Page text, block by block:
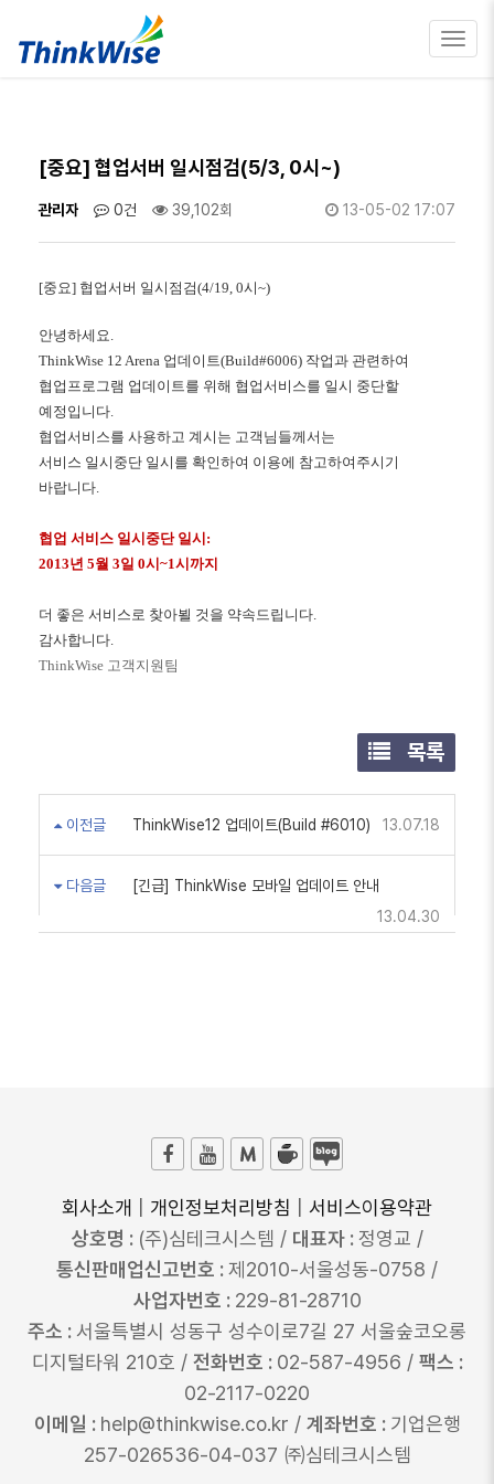
[중요] 협업서버 일시점검(5/3, 0시~)
관리자 0건 39,102회 13-05-02 17:07
[중요] 협업서버 일시점검(4/19, 0시~)
안녕하세요.
ThinkWise 12 Arena 업데이트(Build#6006) 작업과 관련하여
협업프로그램 업데이트를 위해 협업서비스를 일시 중단할
예정입니다.
협업서비스를 사용하고 계시는 고객님들께서는
서비스 일시중단 일시를 확인하여 이용에 참고하여주시기
바랍니다.
협업 서비스 일시중단 일시 :
2013년 5월 3일 0시 ~1시까지
더 좋은 서비스로 찾아뵐 것을 약속드립니다.
감사합니다.
ThinkWise 고객지원팀
목록
이전글 ThinkWise12 업데이트(Build #6010) 13.07.18
다음글
[긴급] ThinkWise 모바일 업데이트 안내
13.04.30
회사소개 개인정보처리방침
서비스이용약관
상호명 : (주)심테크시스템 / 대표자 :정영교 /
통신판매업신고번호 :제2010-서울성동-0758 /
사업자번호 : 229-81-28710
주소 : 서울특별시 성동구 성수이로7길 27 서울숲코오롱
디지털타워 210호 / 전화번호 : 02-587-4956 / 팩스 :
02-2117-0220
이메일 : help@thinkwise.co.kr / 계좌번호 : 기업은행
257-026536-04-037 ㈜심테크시스템